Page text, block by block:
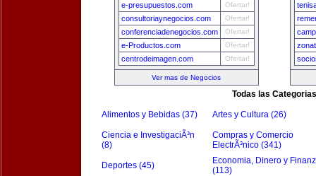
e-presupuestos.com Ofertar!
consultoriaynegocios.com Ofertar!
conferenciadenegocios.com Ofertar!
e-Productos.com Ofertar!
centrodeimagen.com Ofertar!
Ver mas de Negocios
Todas las Categorias
Alimentos y Bebidas (37) Artes y Cultura (26)
Ciencia e InvestigaciÃ³n
(8)
Compras y Comercio
ElectrÃ³nico (341)
Deportes (45)
Economia, Dinero y
(113)